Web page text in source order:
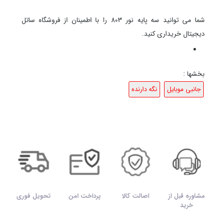
شما می توانید سه پایه نور 803 را با اطمینان از فروشگاه ساتل
دیجیتال خریداری کنید.
بخشها :
جانبی موبایل نگه دارنده
مشاوره قبل از
خرید
اصالت کالا پرداخت امن تحویل فوری